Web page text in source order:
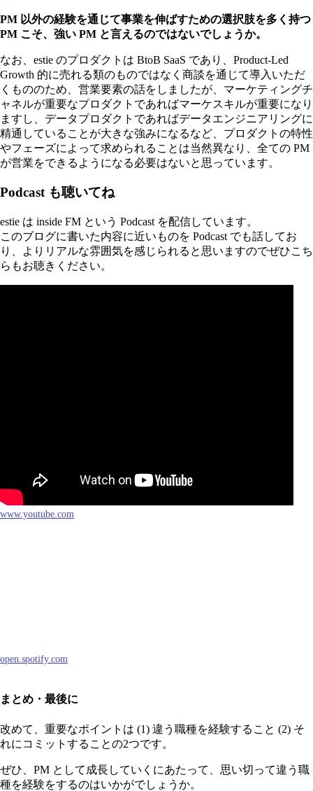
PM 以外の経験を通じて事業を伸ばすための選択肢を多く持つ
PM こそ、強い PM と言えるのではないでしょうか。
なお、estie のプロダクトは BtoB SaaS であり、Product-Led
Growth 的に売れる類のものではなく商談を通じて導入いただ
くもののため、営業要素の話をしましたが、マーケティングチ
ャネルが重要なプロダクトであればマーケスキルが重要になり
ますし、データプロダクトであればデータエンジニアリングに
精通していることが大きな強みになるなど、プロダクトの特性
やフェーズによって求められることは当然異なり、全ての PM
が営業をできるようになる必要はないと思っています。
Podcast も聴いてね
estie は inside FM という Podcast を配信しています。
このブログに書いた内容に近いものを Podcast でも話してお
り、よりリアルな雰囲気を感じられると思いますのでぜひこち
らもお聴きください。
www.youtube.com
open.spotify.com
まとめ・最後に
改めて、重要なポイントは (1) 違う職種を経験すること (2) そ
れにコミットすることの2つです。
ぜひ、PM として成長していくにあたって、思い切って違う職
種を経験をするのはいかがでしょうか。